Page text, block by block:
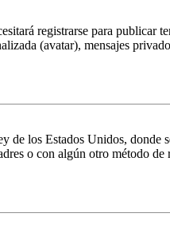
registrarse para publicar
(avatar), mensajes
los Estados Unidos, donde
o con algún otro método